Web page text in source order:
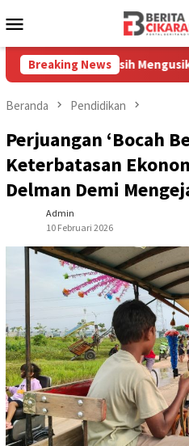
ke
Mobile
Breaking News
Masih Mengusik
Beranda Pendidikan
Perjuangan ‘Bocah
Keterbatasan
Delman Demi
Admin
10 Februari 2026